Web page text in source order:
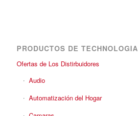
PRODUCTOS DE TECHNOLOGIA
Ofertas de Los Distirbuidores
Audio
Automatización del Hogar